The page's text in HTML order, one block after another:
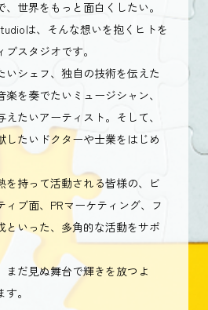
、世界をもっと面白くしたい。
は、そんな想いを抱くヒトを
スタジオです。
いシェフ、独自の技術を伝えた
を奏でたいミュージシャン、
たいアーティスト。そして、
したいドクターや士業をはじめ
を持って活動される皆様の、ビ
ィブ面、PRマーケティング、フ
といった、多角的な活動をサポ
まだ見ぬ舞台で輝きを放つよ
。